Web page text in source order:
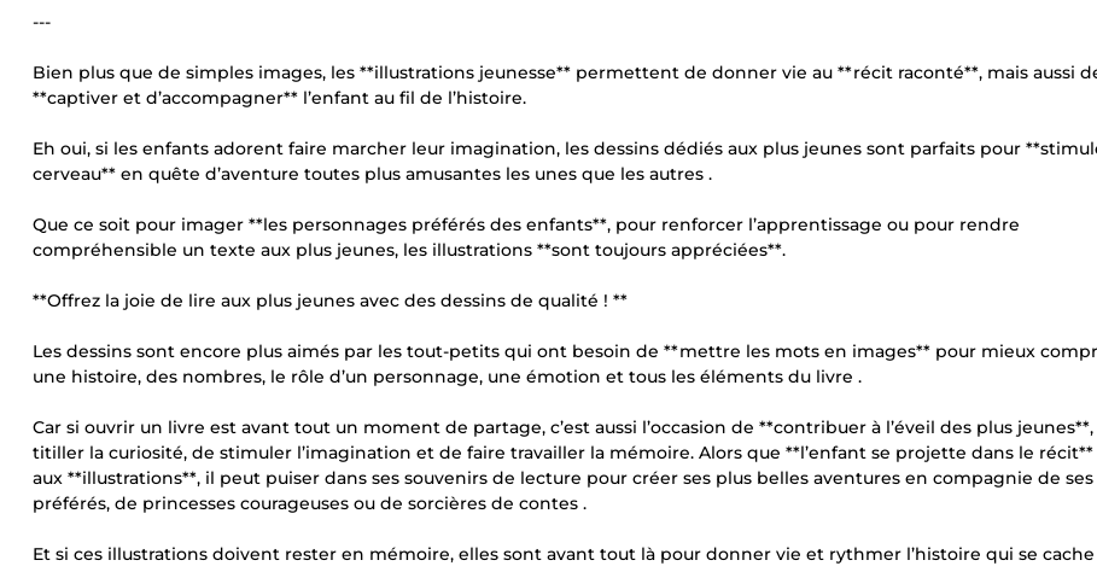
---
Bien plus que de simples images, les **illustrations jeunesse** permettent de donner vie au **récit raconté**, mais aussi
**captiver et d’accompagner** l’enfant au fil de l’histoire.
Eh oui, si les enfants adorent faire marcher leur imagination, les dessins dédiés aux plus jeunes sont parfaits pour
cerveau** en quête d’aventure toutes plus amusantes les unes que les autres .
Que ce soit pour imager **les personnages préférés des enfants**, pour renforcer l’apprentissage ou pour rendre
compréhensible un texte aux plus jeunes, les illustrations **sont toujours appréciées**.
**Offrez la joie de lire aux plus jeunes avec des dessins de qualité ! **
Les dessins sont encore plus aimés par les tout-petits qui ont besoin de **mettre les mots en images** pour mieux
une histoire, des nombres, le rôle d’un personnage, une émotion et tous les éléments du livre .
Car si ouvrir un livre est avant tout un moment de partage, c’est aussi l’occasion de **contribuer à l’éveil des plus
titiller la curiosité, de stimuler l’imagination et de faire travailler la mémoire. Alors que **l’enfant se projette dans le récit**
aux **illustrations**, il peut puiser dans ses souvenirs de lecture pour créer ses plus belles aventures en compagnie de
préférés, de princesses courageuses ou de sorcières de contes .
Et si ces illustrations doivent rester en mémoire, elles sont avant tout là pour donner vie et rythmer l’histoire qui se cache